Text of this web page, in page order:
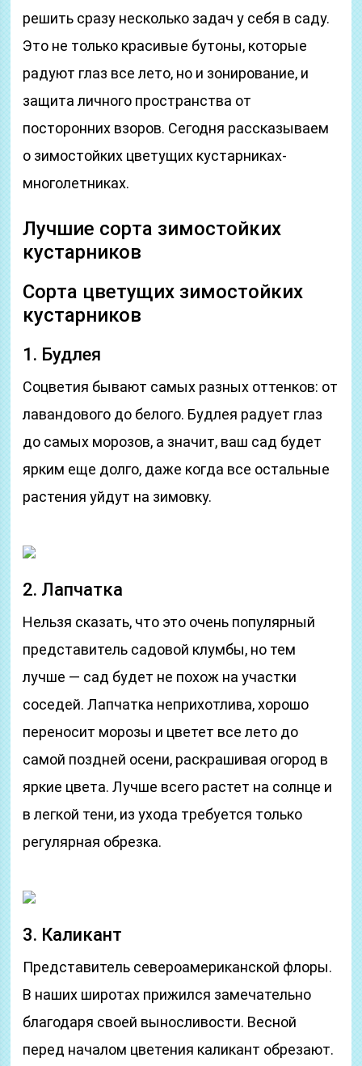
решить сразу несколько задач у себя в саду.
Это не только красивые бутоны, которые
радуют глаз все лето, но и зонирование, и
защита личного пространства от
посторонних взоров. Сегодня рассказываем
о зимостойких цветущих кустарниках-
многолетниках.
Лучшие сорта зимостойких
кустарников
Сорта цветущих зимостойких
кустарников
1. Будлея
Соцветия бывают самых разных оттенков: от
лавандового до белого. Будлея радует глаз
до самых морозов, а значит, ваш сад будет
ярким еще долго, даже когда все остальные
растения уйдут на зимовку.
2. Лапчатка
Нельзя сказать, что это очень популярный
представитель садовой клумбы, но тем
лучше — сад будет не похож на участки
соседей. Лапчатка неприхотлива, хорошо
переносит морозы и цветет все лето до
самой поздней осени, раскрашивая огород в
яркие цвета. Лучше всего растет на солнце и
в легкой тени, из ухода требуется только
регулярная обрезка.
3. Каликант
Представитель североамериканской флоры.
В наших широтах прижился замечательно
благодаря своей выносливости. Весной
перед началом цветения каликант обрезают.